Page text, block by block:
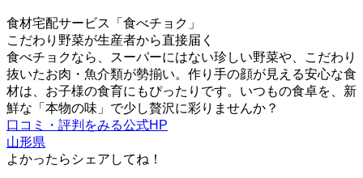
食材宅配サービス「食べチョク」
こだわり野菜が生産者から直接届く
食べチョクなら、スーパーにはない珍しい野菜や、こだわり
抜いたお肉・魚介類が勢揃い。作り手の顔が見える安心な食
材は、お子様の食育にもぴったりです。いつもの食卓を、新
鮮な「本物の味」で少し贅沢に彩りませんか？
口コミ・評判をみる公式HP
山形県
よかったらシェアしてね！